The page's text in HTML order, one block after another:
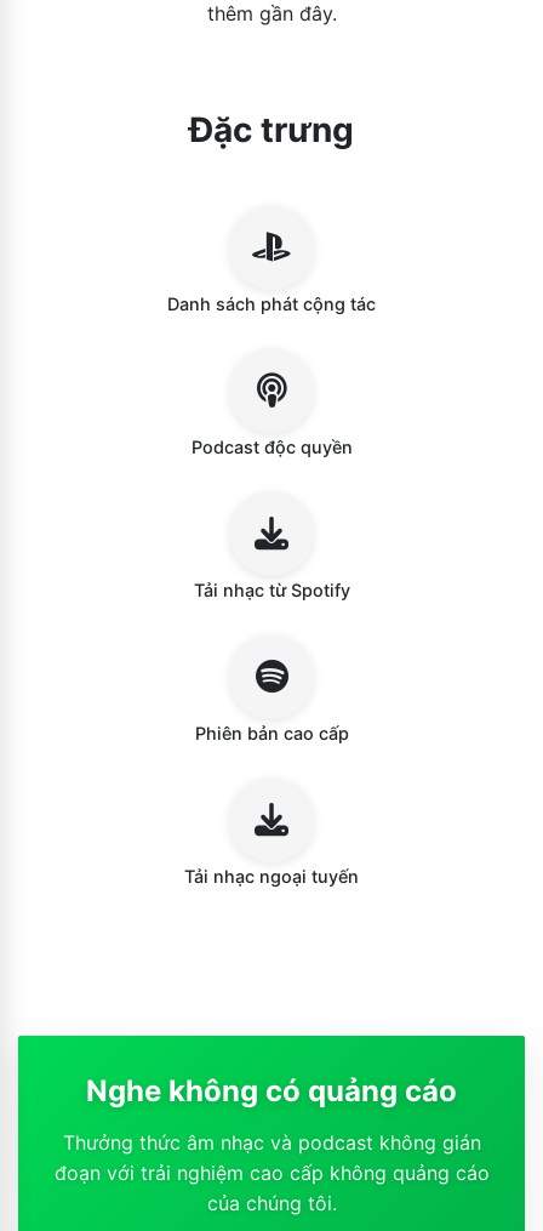
thêm gần đây.
Đặc trưng
Danh sách phát cộng tác
Podcast độc quyền
Tải nhạc từ Spotify
Phiên bản cao cấp
Tải nhạc ngoại tuyến
Nghe không có quảng cáo
Thưởng thức âm nhạc và podcast không gián
đoạn với trải nghiệm cao cấp không quảng cáo
của chúng tôi.